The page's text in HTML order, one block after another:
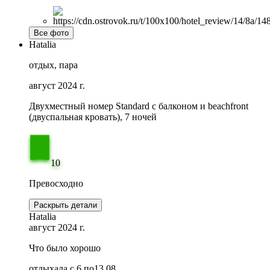
Все фото
Hatalia
отдых, пара
август 2024 г.
Двухместный номер Standard с балконом и beachfront
(двуспальная кровать), 7 ночей
10
Превосходно
Раскрыть детали
Hatalia
август 2024 г.
Что было хорошо